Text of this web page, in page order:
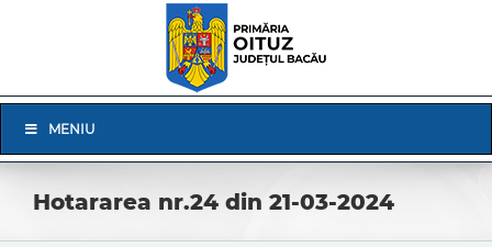
Navigation
MENIU
Hotararea nr.24 din 21-03-2024